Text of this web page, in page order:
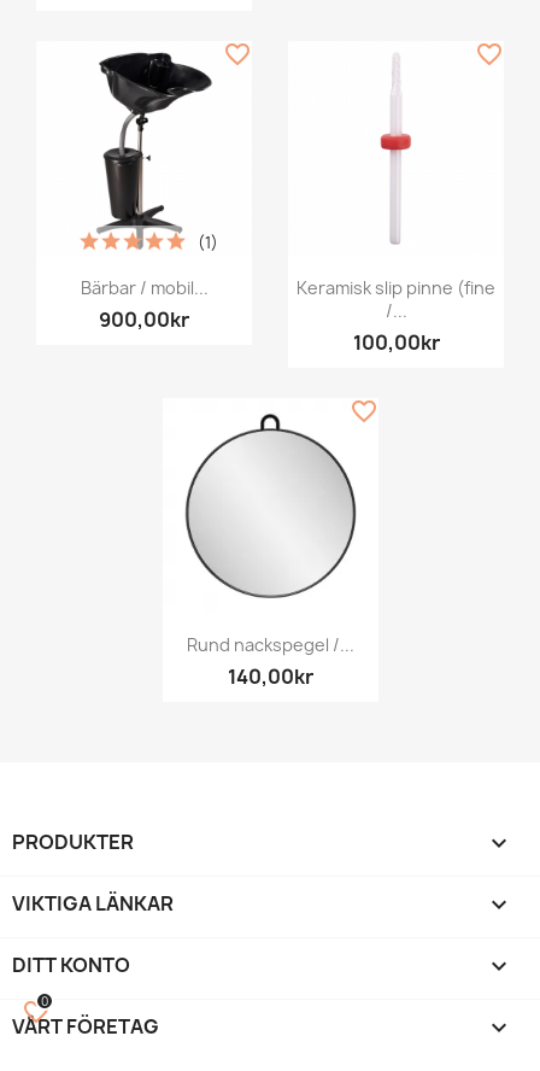
Bärbar / mobil...
900,00kr
(1)
favorite_border
Keramisk slip pinne (fine
/...
100,00kr
favorite_border
Rund nackspegel /...
140,00kr
favorite_border
PRODUKTER 
VIKTIGA LÄNKAR 
DITT KONTO 
VÅRT FÖRETAG keyboard_arrow_down
favorite_border
0